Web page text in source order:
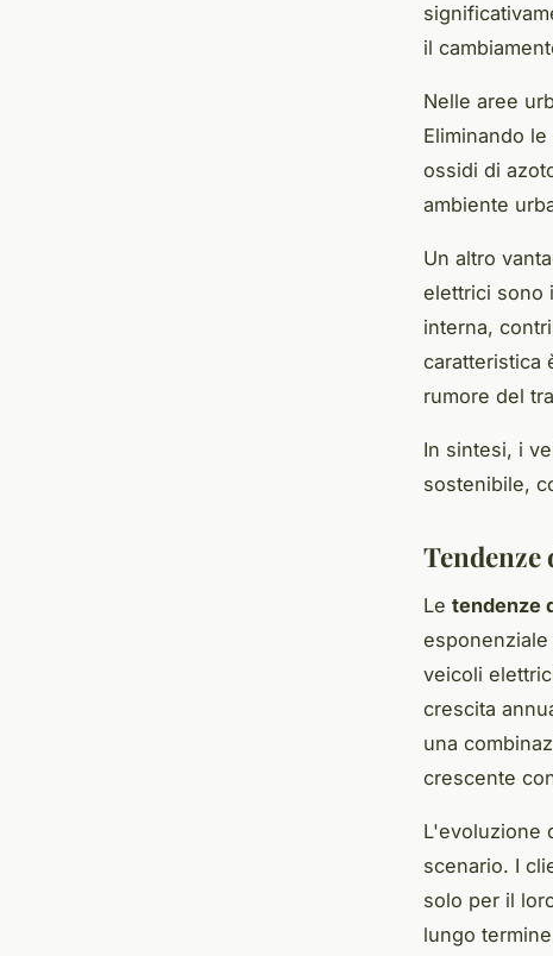
il
Nelle aree
Eliminando
ossidi di
ambiente
Un altro
elettrici sono
interna,
caratteristica
rumore del
In sintesi, i
sostenibile,
Le tendenze
veicoli
crescita
una
crescente
L'evoluzione
scenario. I
solo per il
lungo